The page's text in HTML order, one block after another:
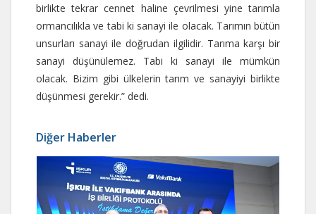
birlikte tekrar cennet haline çevrilmesi yine tarımla
ormancılıkla ve tabi ki sanayi ile olacak. Tarımın bütün
unsurları sanayi ile doğrudan ilgilidir. Tarıma karşı bir
sanayi düşünülemez. Tabi ki sanayi ile mümkün
olacak. Bizim gibi ülkelerin tarım ve sanayiyi birlikte
düşünmesi gerekir.” dedi.
Diğer Haberler